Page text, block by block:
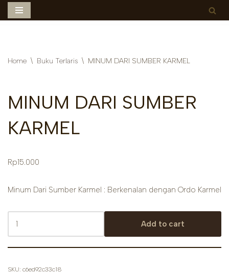
Home \ Buku Terlaris \ MINUM DARI SUMBER KARMEL
MINUM DARI SUMBER
KARMEL
Rp15.000
Minum Dari Sumber Karmel : Berkenalan dengan Ordo Karmel
Add to cart
SKU: c6ed92c33c18